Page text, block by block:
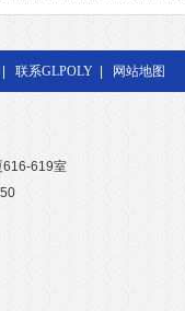
联系GLPOLY 网站地图
616-619室